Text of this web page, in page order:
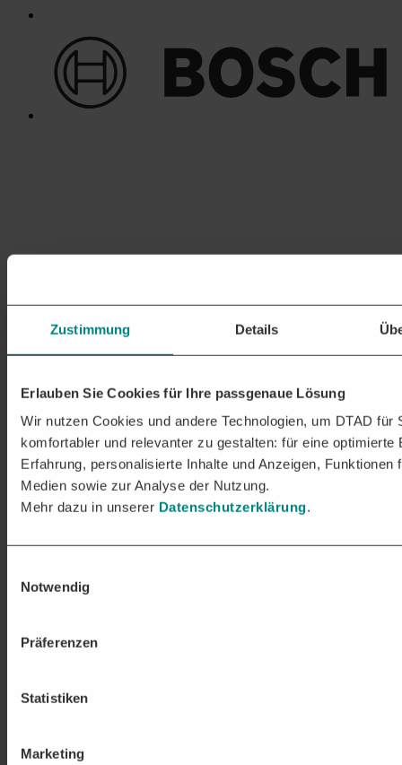
Zustimmung Details
Erlauben Sie Cookies für Ihre passgenaue Lösung
Wir nutzen Cookies und andere Technologien, um DTAD für
komfortabler und relevanter zu gestalten: für eine optimierte
Erfahrung, personalisierte Inhalte und Anzeigen, Funktionen
Medien sowie zur Analyse der Nutzung.
Mehr dazu in unserer Datenschutzerklärung.
Notwendig
Präferenzen
Statistiken
Marketing